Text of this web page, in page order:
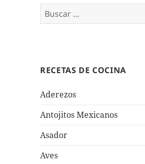
Buscar:
RECETAS DE COCINA
Aderezos
Antojitos Mexicanos
Asador
Aves